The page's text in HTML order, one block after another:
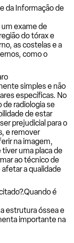
da Informação de
exame de
do tórax e
as costelas e a
como o
simples e não
específicas. No
radiologia se
de estar
prejudicial para o
e remover
na imagem,
uma placa de
ao técnico de
a qualidade
Quando é
estrutura óssea e
importante na